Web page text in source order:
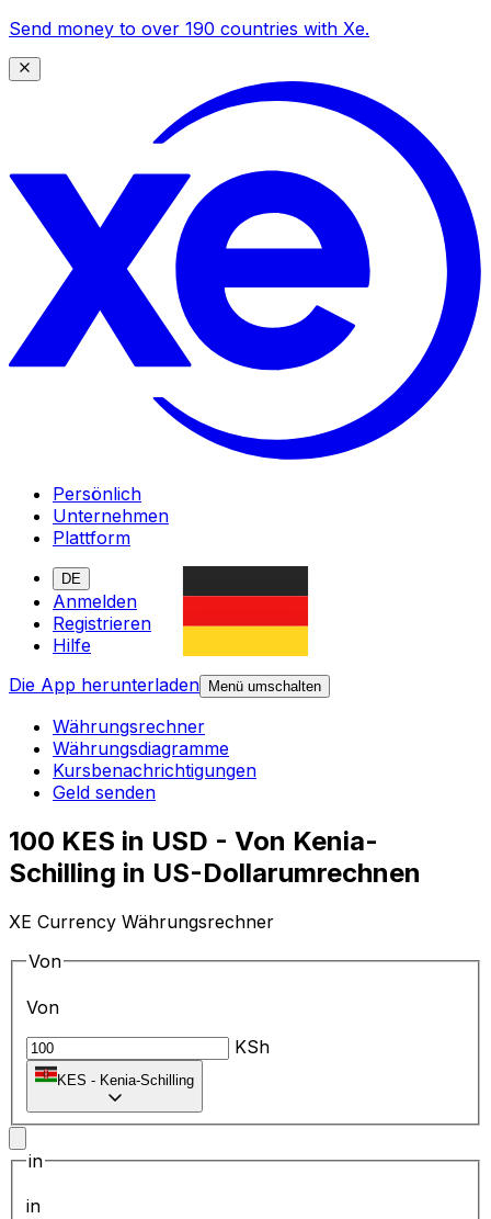
Send money to over 190 countries with Xe.
Persönlich
Unternehmen
Plattform
DE
Anmelden
Registrieren
Hilfe
Die App herunterladen
Menü umschalten
Währungsrechner
Währungsdiagramme
Kursbenachrichtigungen
Geld senden
100 KES in USD - Von Kenia-
Schilling in US-Dollarumrechnen
XE Currency Währungsrechner
Von
Von
KSh
KES - Kenia-Schilling
in
in